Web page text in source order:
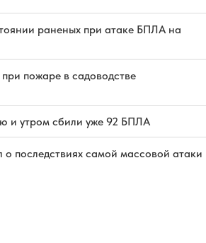
раненых при атаке БПЛА на
пожаре в садоводстве
и утром сбили уже 92 БПЛА
о последствиях самой массовой атаки